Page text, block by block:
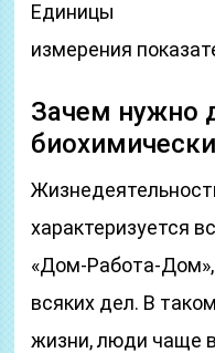
Единицы
измерения
Зачем нужно
характеризуется
«Дом-Работа-
всяких дел. В
жизни, люди чаще